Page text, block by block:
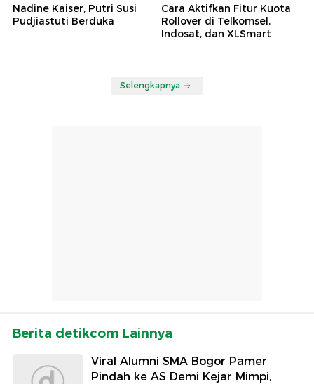
Nadine Kaiser, Putri Susi
Pudjiastuti Berduka
Cara Aktifkan Fitur Kuota
Rollover di Telkomsel,
Indosat, dan XLSmart
Selengkapnya
Berita detikcom Lainnya
Viral Alumni SMA Bogor Pamer
Pindah ke AS Demi Kejar Mimpi,